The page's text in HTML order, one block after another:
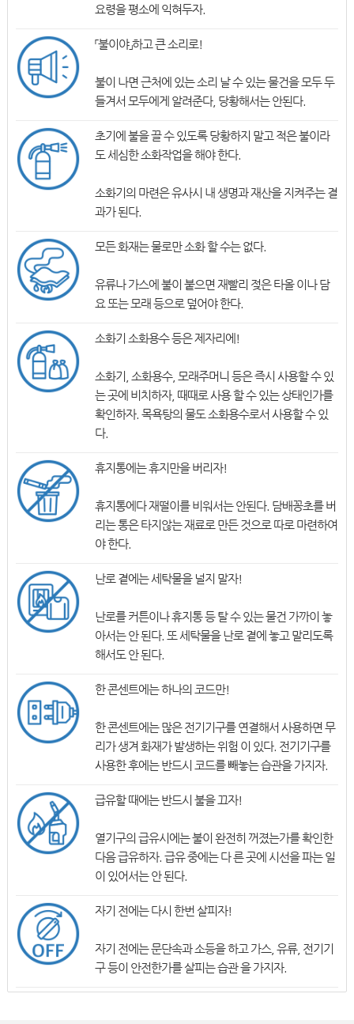
요령을 평소에 익혀두자.
「불이야」하고 큰 소리로!
불이 나면 근처에 있는 소리 날 수 있는 물건을 모두 두
들겨서 모두에게 알려준다, 당황해서는 안된다.
초기에 불을 끌 수 있도록 당황하지 말고 적은 불이라
도 세심한 소화작업을 해야 한다.
소화기의 마련은 유사시 내 생명과 재산을 지켜주는 결
과가 된다.
모든 화재는 물로만 소화 할 수는 없다.
유류나 가스에 불이 붙으면 재빨리 젖은 타올 이나 담
요 또는 모래 등으로 덮어야 한다.
소화기 소화용수 등은 제자리에!
소화기, 소화용수, 모래주머니 등은 즉시 사용할 수 있
는 곳에 비치하자, 때때로 사용 할 수 있는 상태인가를
확인하자. 목욕탕의 물도 소화용수로서 사용할 수 있
다.
휴지통에는 휴지만을 버리자!
휴지통에다 재떨이를 비워서는 안된다. 담배꽁초를 버
리는 통은 타지않는 재료로 만든 것으로 따로 마련하여
야 한다.
난로 곁에는 세탁물을 널지 말자!
난로를 커튼이나 휴지통 등 탈 수 있는 물건 가까이 놓
아서는 안 된다. 또 세탁물을 난로 곁에 놓고 말리도록
해서도 안 된다.
한 콘센트에는 하나의 코드만!
한 콘센트에는 많은 전기기구를 연결해서 사용하면 무
리가 생겨 화재가 발생하는 위험 이 있다. 전기기구를
사용한 후에는 반드시 코드를 빼놓는 습관을 가지자.
급유할 때에는 반드시 불을 끄자!
열기구의 급유시에는 불이 완전히 꺼졌는가를 확인한
다음 급유하자. 급유 중에는 다 른 곳에 시선을 파는 일
이 있어서는 안 된다.
자기 전에는 다시 한번 살피자!
자기 전에는 문단속과 소등을 하고 가스, 유류, 전기기
구 등이 안전한가를 살피는 습관 을 가지자.